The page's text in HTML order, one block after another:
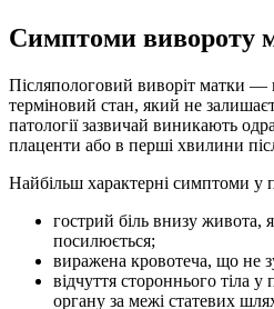
Симптоми вивороту
Післяпологовий виворіт матки —
терміновий стан, який не
патології зазвичай виникають
плаценти або в перші хвилини
Найбільш характерні симптоми у
гострий біль внизу живота,
посилюється;
виражена кровотеча, що не
відчуття стороннього тіла у
органу за межі статевих